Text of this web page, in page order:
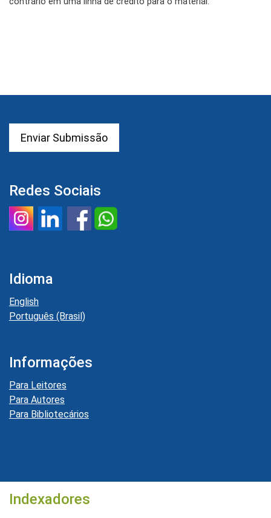
Enviar Submissão
Redes Sociais
Idioma
English
Português (Brasil)
Informações
Para Leitores
Para Autores
Para Bibliotecários
Indexadores